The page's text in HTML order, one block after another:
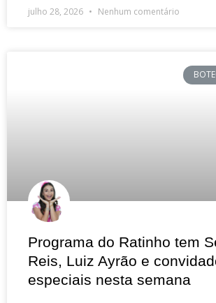
julho 28, 2026 Nenhum comentário
Programa do Ratinho tem
Reis, Luiz Ayrão e
especiais nesta semana